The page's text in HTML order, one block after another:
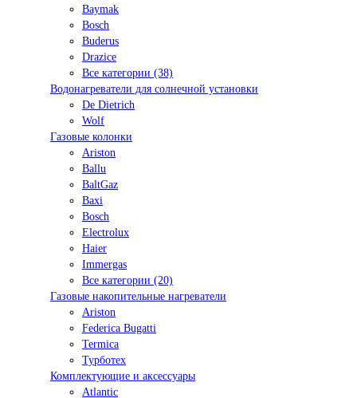
Baymak
Bosch
Buderus
Drazice
Все категории (38)
Водонагреватели для солнечной установки
De Dietrich
Wolf
Газовые колонки
Ariston
Ballu
BaltGaz
Baxi
Bosсh
Electrolux
Haier
Immergas
Все категории (20)
Газовые накопительные нагреватели
Ariston
Federica Bugatti
Termica
Турботех
Комплектующие и аксессуары
Atlantic